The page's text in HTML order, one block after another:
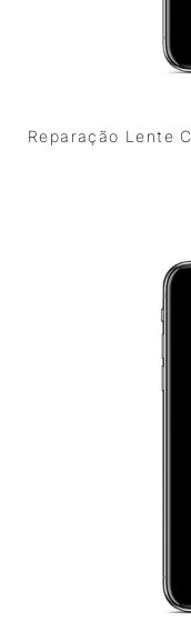
Reparação Lente